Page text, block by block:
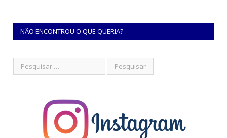
NÃO ENCONTROU O QUE QUERIA?